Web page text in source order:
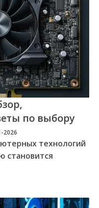
по выбору
2026
технологий
становится